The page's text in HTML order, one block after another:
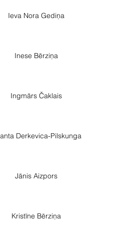
Ieva Nora Gediņa
Inese Bērziņa
Ingmārs Čaklais
Derkevica-Pilskunga
Jānis Aizpors
Kristīne Bērziņa